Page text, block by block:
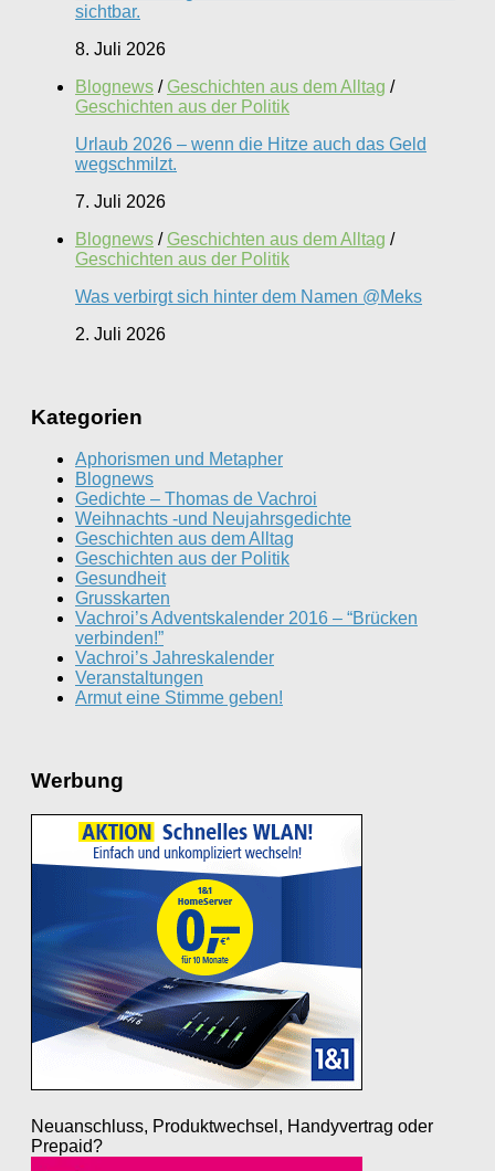
sichtbar.
8. Juli 2026
Blognews / Geschichten aus dem Alltag /
Geschichten aus der Politik
Urlaub 2026 – wenn die Hitze auch das Geld
wegschmilzt.
7. Juli 2026
Blognews / Geschichten aus dem Alltag /
Geschichten aus der Politik
Was verbirgt sich hinter dem Namen @Meks
2. Juli 2026
Kategorien
Aphorismen und Metapher
Blognews
Gedichte – Thomas de Vachroi
Weihnachts -und Neujahrsgedichte
Geschichten aus dem Alltag
Geschichten aus der Politik
Gesundheit
Grusskarten
Vachroi’s Adventskalender 2016 – “Brücken
verbinden!”
Vachroi’s Jahreskalender
Veranstaltungen
Armut eine Stimme geben!
Werbung
Neuanschluss, Produktwechsel, Handyvertrag oder
Prepaid?